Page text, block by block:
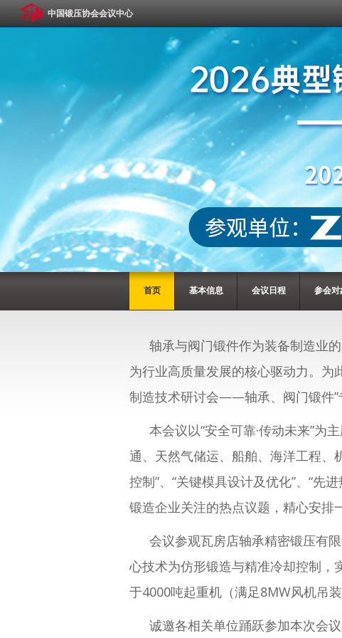
中国锻压协会会议中心
首页 基本信息 会议日程 参会对
轴承与阀门锻件作为装备制造业
为行业高质量发展的核心驱动力。为
制造技术研讨会——轴承、阀门锻件”
本会议以“安全可靠·传动未来”为
通、天然气储运、船舶、海洋工程、
控制”、“关键模具设计及优化”、“先
锻造企业关注的热点议题，精心安排
会议参观瓦房店轴承精密锻压有
心技术为仿形锻造与精准冷却控制，
于4000吨起重机（满足8MW风机吊
诚邀各相关单位踊跃参加本次会